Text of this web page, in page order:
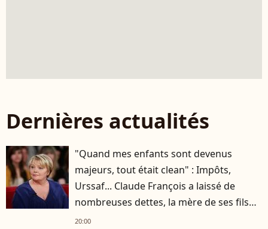
Dernières actualités
"Quand mes enfants sont devenus
majeurs, tout était clean" : Impôts,
Urssaf... Claude François a laissé de
nombreuses dettes, la mère de ses fils
s'est occupée de tout
20:00